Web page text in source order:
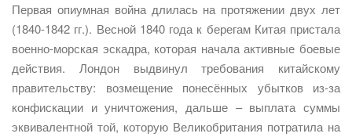
Первая опиумная война длилась на протяжении двух лет
(1840-1842 гг.). Весной 1840 года к берегам Китая пристала
военно-морская эскадра, которая начала активные боевые
действия. Лондон выдвинул требования китайскому
правительству: возмещение понесённых убытков из-за
конфискации и уничтожения, дальше – выплата суммы
эквивалентной той, которую Великобритания потратила на